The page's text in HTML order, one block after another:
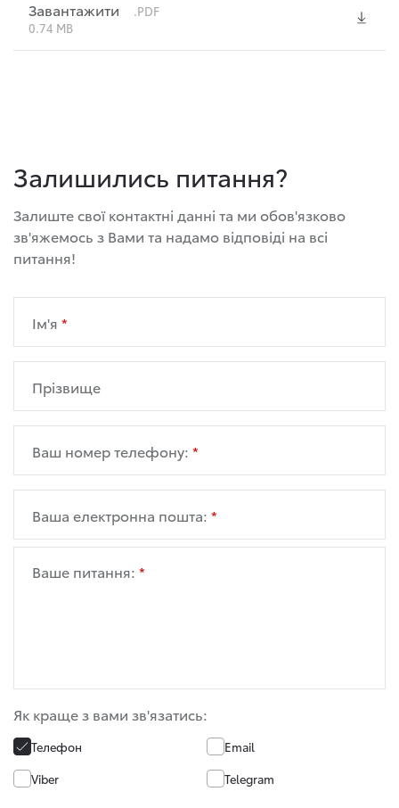
Завантажити
.PDF
0.74 MB
Залишились питання?
Залиште свої контактні данні та ми обов'язково
зв'яжемось з Вами та надамо відповіді на всі
питання!
Ім'я
Прізвище
Ваш номер телефону:
Ваша електронна пошта:
Ваше питання:
Як краще з вами зв'язатись:
Телефон
Email
Viber
Telegram